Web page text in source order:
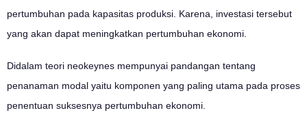
pertumbuhan pada kapasitas produksi. Karena, investasi tersebut
yang akan dapat meningkatkan pertumbuhan ekonomi.
Didalam teori neokeynes mempunyai pandangan tentang
penanaman modal yaitu komponen yang paling utama pada proses
penentuan suksesnya pertumbuhan ekonomi.